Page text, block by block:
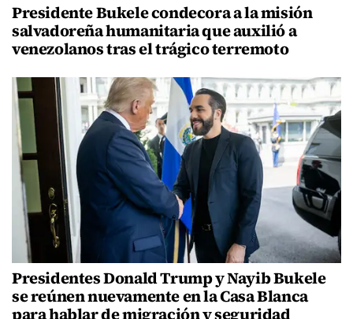
Presidente Bukele condecora a la misión
salvadoreña humanitaria que auxilió a
venezolanos tras el trágico terremoto
Presidentes Donald Trump y Nayib Bukele
se reúnen nuevamente en la Casa Blanca
para hablar de migración y seguridad